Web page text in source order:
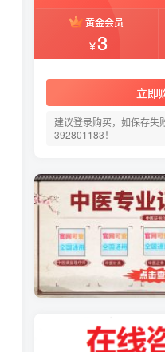
黄金会员
￥3
立即
建议登录购买，如保存失
392801183！